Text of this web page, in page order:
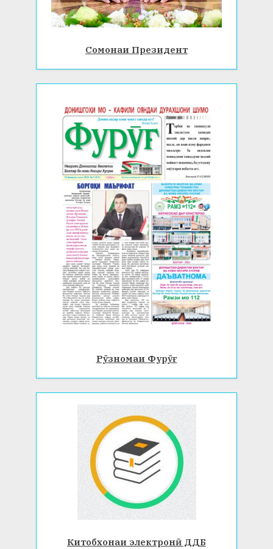
Сомонаи Президент
Рӯзномаи Фурӯғ
Китобхонаи электронӣ ДДБ